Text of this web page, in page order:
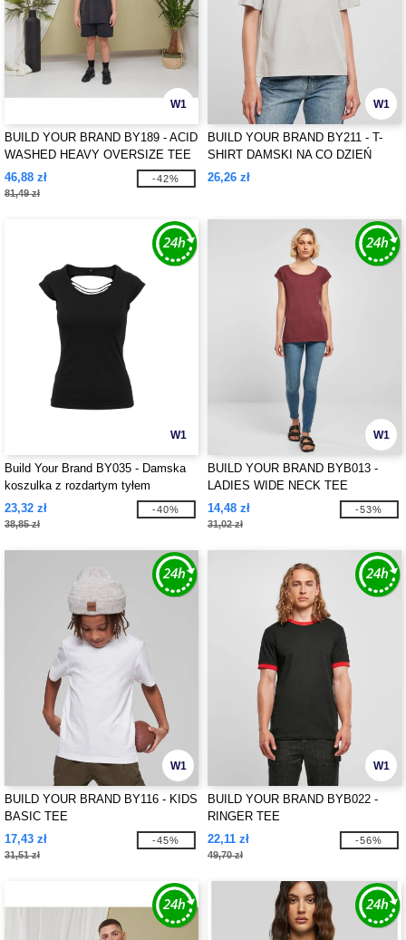
W1
BUILD YOUR BRAND BY189 - ACID
WASHED HEAVY OVERSIZE TEE
46,88 zł
81,49 zł
-42%
W1
BUILD YOUR BRAND BY211 - T-
SHIRT DAMSKI NA CO DZIEŃ
26,26 zł
W1
Build Your Brand BY035 - Damska
koszulka z rozdartym tyłem
23,32 zł
38,85 zł
-40%
W1
BUILD YOUR BRAND BYB013 -
LADIES WIDE NECK TEE
14,48 zł
31,02 zł
-53%
W1
BUILD YOUR BRAND BY116 - KIDS
BASIC TEE
17,43 zł
31,51 zł
-45%
W1
BUILD YOUR BRAND BYB022 -
RINGER TEE
22,11 zł
49,70 zł
-56%